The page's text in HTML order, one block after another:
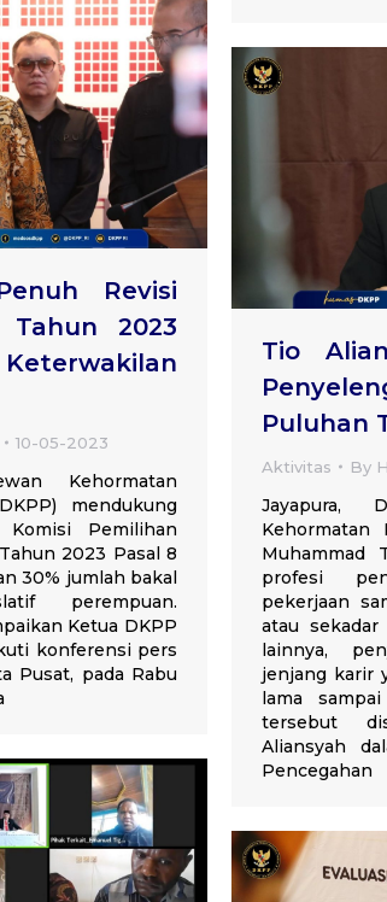
Revisi
Tahun 2023
10-05-2023
Kehormatan
mendukung
Pemilihan
2023 Pasal 8
30% jumlah bakal
perempuan.
Ketua DKPP
konferensi pers
Pusat, pada Rabu
Tio
Puluhan
Aktivitas By
Jayapura,
Kehormatan
Muhammad
profesi
pekerjaan
atau
lainnya,
jenjang karir
lama
tersebut
Aliansyah
Pencegahan